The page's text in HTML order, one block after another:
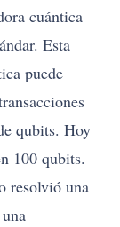
cuántica
Esta
puede
qubits. Hoy
100 qubits.
resolvió una